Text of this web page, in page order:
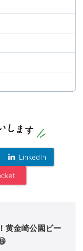
LinkedIn
黄金崎公園ビー